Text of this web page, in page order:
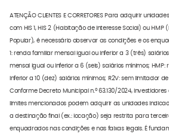
ATENÇÃO CLIENTES E CORRETORES Para adquirir
com HIS 1, HIS 2 (Habitação de Interesse Social) ou
Popular), é necessário observar as condições e os
1: renda familiar mensal igual ou inferior a 3 (três)
mensal igual ou inferior a 6 (seis) salários mínimos;
inferior a 10 (dez) salários mínimos; R2V: sem limitador
Conforme Decreto Municipal n.º 63.130/2024,
limites mencionados podem adquirir as unidades
a destinação final (ex.: locação) seja restrita para
enquadrados nas condições e nas faixas legais. É